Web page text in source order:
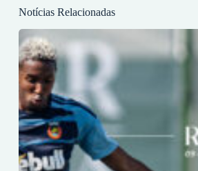
Notícias Relacionadas